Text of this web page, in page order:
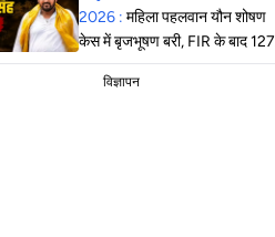
2026 : महिला पहलवान यौन शोषण
केस में बृजभूषण बरी, FIR के बाद 127
सुनवाई, कोर्ट ने सुनाया फैसला
विज्ञापन